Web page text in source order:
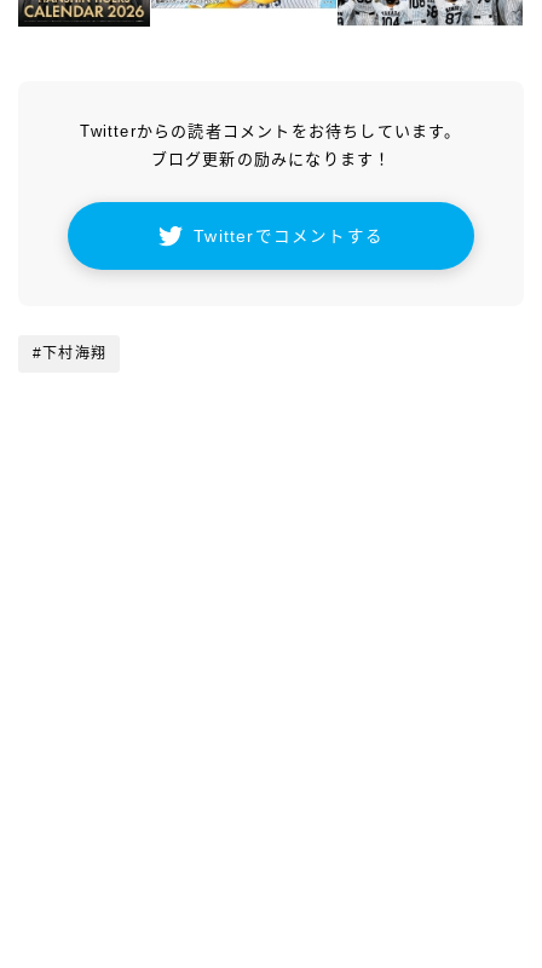
Twitterからの読者コメントをお待ちしています。
ブログ更新の励みになります！
Twitterでコメントする
#下村海翔